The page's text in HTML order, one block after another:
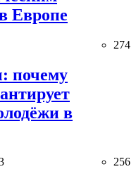
Европе
274
почему
в
256